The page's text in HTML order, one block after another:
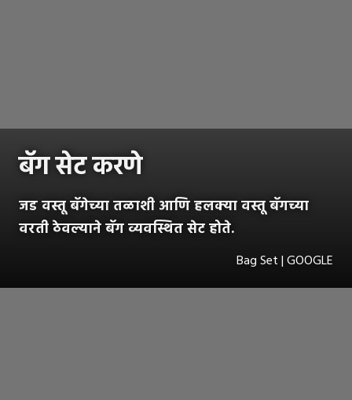
बॅग सेट करणे
जड वस्तू बॅगेच्या तळाशी आणि हलक्या वस्तू बॅगच्या
वरती ठेवल्याने बॅग व्यवस्थित सेट होते.
Bag Set | GOOGLE